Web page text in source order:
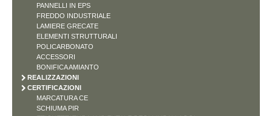
PANNELLI IN EPS
FREDDO INDUSTRIALE
LAMIERE GRECATE
ELEMENTI STRUTTURALI
POLICARBONATO
ACCESSORI
BONIFICA AMIANTO
REALIZZAZIONI
CERTIFICAZIONI
MARCATURA CE
SCHIUMA PIR